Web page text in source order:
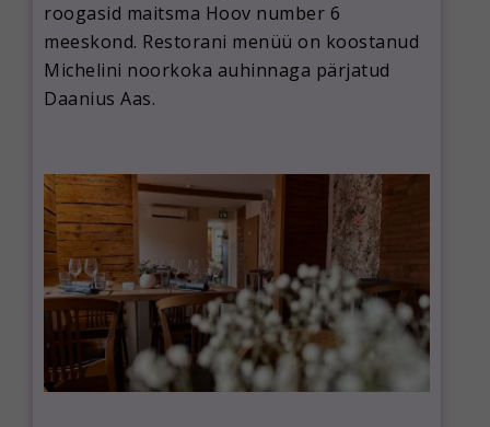
roogasid maitsma Hoov number 6
meeskond. Restorani menüü on koostanud
Michelini noorkoka auhinnaga pärjatud
Daanius Aas.